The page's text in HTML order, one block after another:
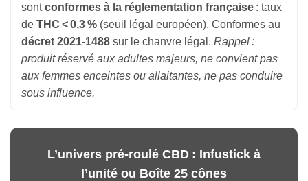
sontconformes à la réglementation française : taux
de THC < 0,3 % (seuil légal européen). Conformes au
décret 2021-1488 sur le chanvre légal. Rappel :
produit réservé aux adultes majeurs, ne convient pas
aux femmes enceintes ou allaitantes, ne pas conduire
sous influence.
L’univers pré-roulé CBD : Infustick à
l’unité ou Boîte 25 cônes